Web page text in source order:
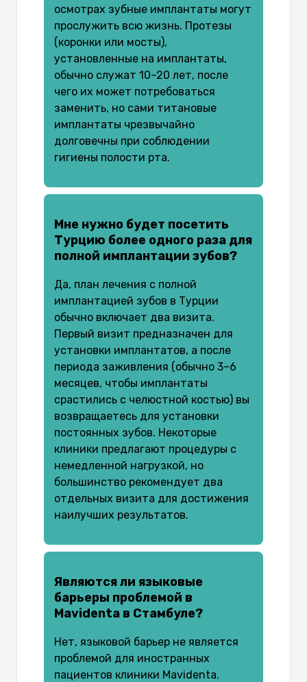
осмотрах зубные имплантаты могут
прослужить всю жизнь. Протезы
(коронки или мосты),
установленные на имплантаты,
обычно служат 10–20 лет, после
чего их может потребоваться
заменить, но сами титановые
имплантаты чрезвычайно
долговечны при соблюдении
гигиены полости рта.
Мне нужно будет посетить
Турцию более одного раза для
полной имплантации зубов?
Да, план лечения с полной
имплантацией зубов в Турции
обычно включает два визита.
Первый визит предназначен для
установки имплантатов, а после
периода заживления (обычно 3–6
месяцев, чтобы имплантаты
срастились с челюстной костью) вы
возвращаетесь для установки
постоянных зубов. Некоторые
клиники предлагают процедуры с
немедленной нагрузкой, но
большинство рекомендует два
отдельных визита для достижения
наилучших результатов.
Являются ли языковые
барьеры проблемой в
Mavidenta в Стамбуле?
Нет, языковой барьер не является
проблемой для иностранных
пациентов клиники Mavidenta.